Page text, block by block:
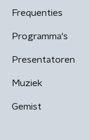
Frequenties
Programma's
Presentatoren
Muziek
Gemist